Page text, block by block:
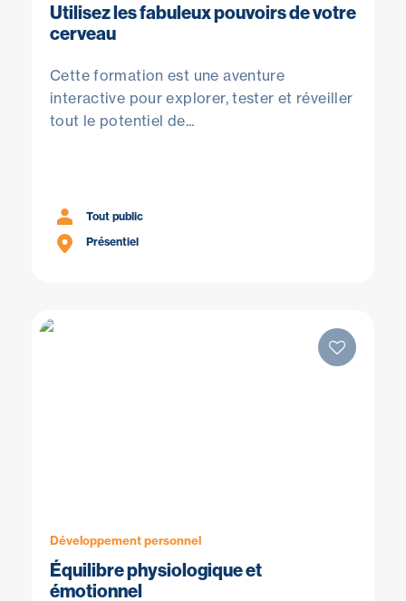
Utilisez les fabuleux pouvoirs de votre
cerveau
Cette formation est une aventure
interactive pour explorer, tester et réveiller
tout le potentiel de...
Tout public
Présentiel
Développement personnel
Équilibre physiologique et
émotionnel